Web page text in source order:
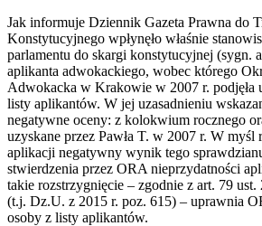
Jak informuje Dziennik Gazeta Prawna do
Konstytucyjnego wpłynęło właśnie
parlamentu do skargi konstytucyjnej (sygn.
aplikanta adwokackiego, wobec którego
Adwokacka w Krakowie w 2007 r. podjęła
listy aplikantów. W jej uzasadnieniu
negatywne oceny: z kolokwium rocznego
uzyskane przez Pawła T. w 2007 r. W myśl
aplikacji negatywny wynik tego
stwierdzenia przez ORA nieprzydatności
takie rozstrzygnięcie – zgodnie z art. 79
(t.j. Dz.U. z 2015 r. poz. 615) – uprawnia
osoby z listy aplikantów.